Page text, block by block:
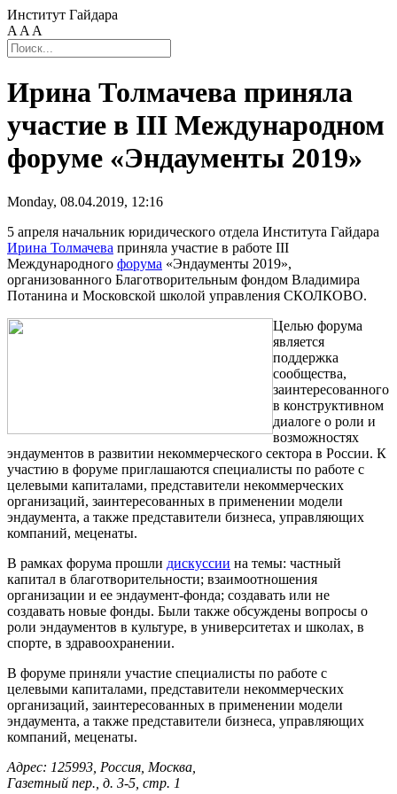
Институт Гайдара
A A A
Ирина Толмачева приняла
участие в III Международном
форуме «Эндаументы 2019»
Monday, 08.04.2019, 12:16
5 апреля начальник юридического отдела Института Гайдара
Ирина Толмачева приняла участие в работе III
Международного форума «Эндаументы 2019»,
организованного Благотворительным фондом Владимира
Потанина и Московской школой управления СКОЛКОВО.
Целью форума
является
поддержка
сообщества,
заинтересованного
в конструктивном
диалоге о роли и
возможностях
эндаументов в развитии некоммерческого сектора в России. К
участию в форуме приглашаются специалисты по работе с
целевыми капиталами, представители некоммерческих
организаций, заинтересованных в применении модели
эндаумента, а также представители бизнеса, управляющих
компаний, меценаты.
В рамках форума прошли дискуссии на темы: частный
капитал в благотворительности; взаимоотношения
организации и ее эндаумент-фонда; создавать или не
создавать новые фонды. Были также обсуждены вопросы о
роли эндаументов в культуре, в университетах и школах, в
спорте, в здравоохранении.
В форуме приняли участие специалисты по работе с
целевыми капиталами, представители некоммерческих
организаций, заинтересованных в применении модели
эндаумента, а также представители бизнеса, управляющих
компаний, меценаты.
Адрес: 125993, Россия, Москва,
Газетный пер., д. 3-5, стр. 1